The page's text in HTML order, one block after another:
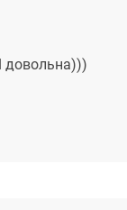
довольна)))